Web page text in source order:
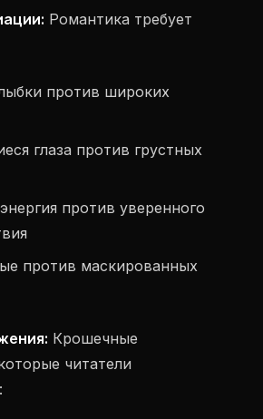
Романтика требует
против широких
глаза против грустных
против уверенного
против маскированных
Крошечные
читатели